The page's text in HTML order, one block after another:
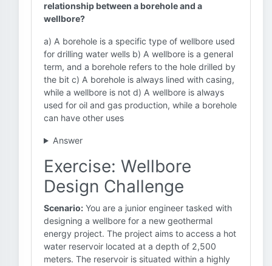
relationship between a borehole and a
wellbore?
a) A borehole is a specific type of wellbore used
for drilling water wells b) A wellbore is a general
term, and a borehole refers to the hole drilled by
the bit c) A borehole is always lined with casing,
while a wellbore is not d) A wellbore is always
used for oil and gas production, while a borehole
can have other uses
Answer
Exercise: Wellbore
Design Challenge
Scenario: You are a junior engineer tasked with
designing a wellbore for a new geothermal
energy project. The project aims to access a hot
water reservoir located at a depth of 2,500
meters. The reservoir is situated within a highly